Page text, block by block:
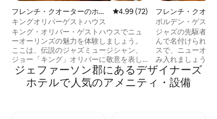
フレンチ・クオーターのホテ
ル客室
レビュー72件、5つ星中4.99つ
4.99 (72)
キングオリバーゲストハウス
キング・オリバー・ゲストハウスでニュ
ーオーリンズの魅力を体験しましょう。
ここは、伝説のジャズミュージシャン、
ジョー「キング」オリバーに敬意を表し
て建てられた宿泊施設です。バーボンス
トリートからわずか3ブロック、歴史的な
トレメ地区に位置し、キングサイズベッ
フレンチ・クオー
ル客室
ボルデン・ゲスト
ジャズの先駆者バ
んで名付けられた
スで、ニューオー
み入れましょう。
テルにあるこのゲ
しのレンガ、キン
ーンサイズのス
ジェファーソン郡にあるデ⁠ザ⁠イ⁠ナ⁠ー⁠ズ
ホ⁠テ⁠ル⁠で人⁠気⁠のア⁠メ⁠ニ⁠テ⁠ィ⁠・設⁠備